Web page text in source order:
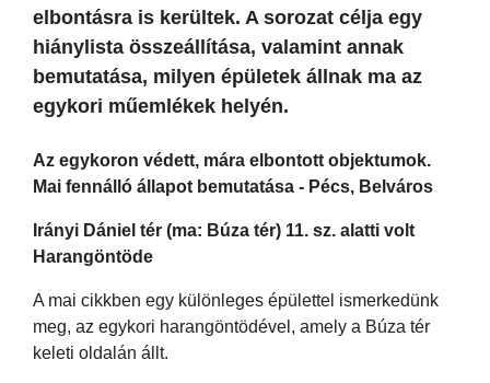
elbontásra is kerültek. A sorozat célja egy
hiánylista összeállítása, valamint annak
bemutatása, milyen épületek állnak ma az
egykori műemlékek helyén.
Az egykoron védett, mára elbontott objektumok.
Mai fennálló állapot bemutatása - Pécs, Belváros
Irányi Dániel tér (ma: Búza tér) 11. sz. alatti volt
Harangöntöde
A mai cikkben egy különleges épülettel ismerkedünk
meg, az egykori harangöntödével, amely a Búza tér
keleti oldalán állt.